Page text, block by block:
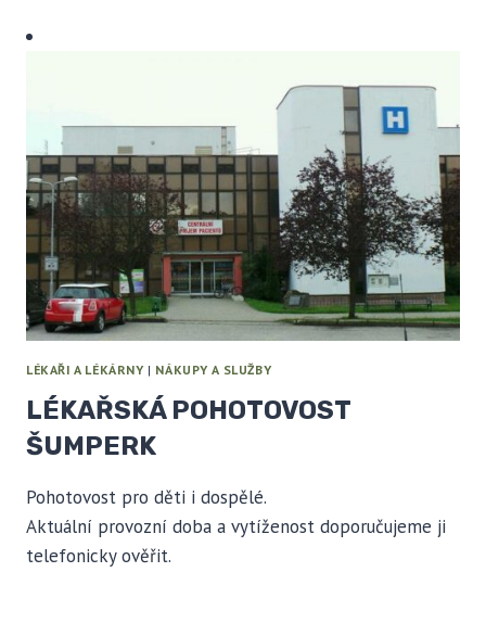
LÉKAŘI A LÉKÁRNY | NÁKUPY A SLUŽBY
LÉKAŘSKÁ POHOTOVOST
ŠUMPERK
Pohotovost pro děti i dospělé.
Aktuální provozní doba a vytíženost doporučujeme ji
telefonicky ověřit.